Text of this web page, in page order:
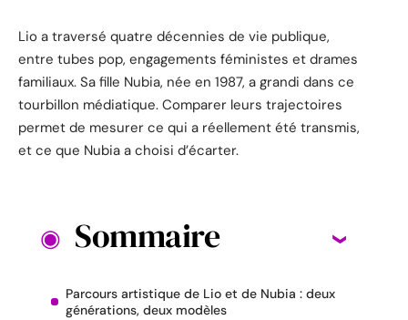
Lio a traversé quatre décennies de vie publique,
entre tubes pop, engagements féministes et drames
familiaux. Sa fille Nubia, née en 1987, a grandi dans ce
tourbillon médiatique. Comparer leurs trajectoires
permet de mesurer ce qui a réellement été transmis,
et ce que Nubia a choisi d’écarter.
Sommaire
Parcours artistique de Lio et de Nubia : deux
générations, deux modèles